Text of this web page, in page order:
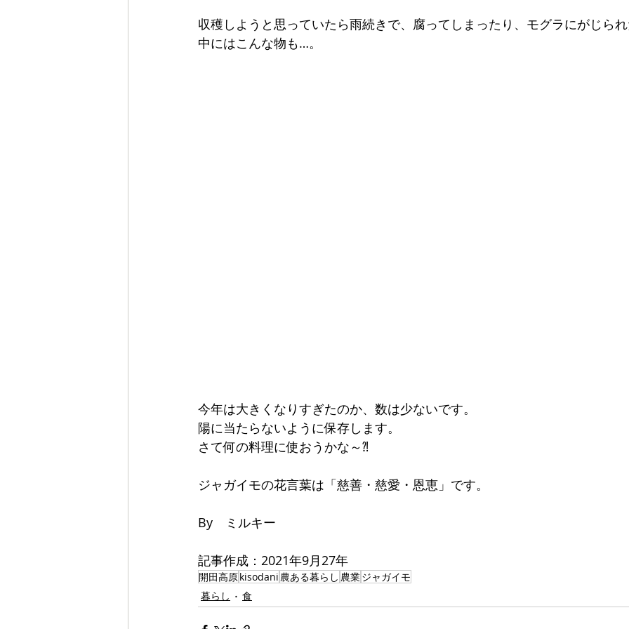
収穫しようと思っていたら雨続きで、腐ってしまったり、モグラにがじら
中にはこんな物も…。
今年は大きくなりすぎたのか、数は少ないです。
陽に当たらないように保存します。
さて何の料理に使おうかな～⁈
ジャガイモの花言葉は「慈善・慈愛・恩恵」です。
By　ミルキー
記事作成：2021年9月27年
開田高原kisodani 農ある暮らし 農業ジャガイモ
暮らし
食